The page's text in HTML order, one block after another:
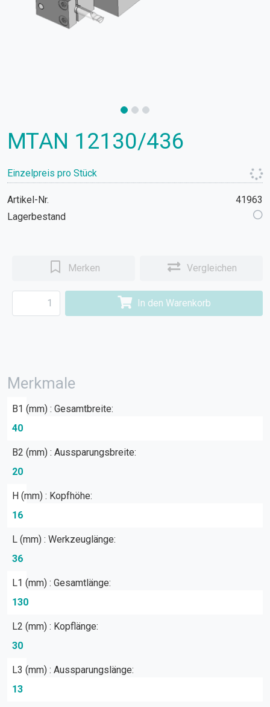
MTAN 12130/436
Einzelpreis pro Stück
Artikel-Nr.
41963
Lagerbestand
Merken Vergleichen
In den Warenkorb
Merkmale
B1 (mm) : Gesamtbreite:
40
B2 (mm) : Aussparungsbreite:
20
H (mm) : Kopfhöhe:
16
L (mm) : Werkzeuglänge:
36
L1 (mm) : Gesamtlänge:
130
L2 (mm) : Kopflänge:
30
L3 (mm) : Aussparungslänge:
13